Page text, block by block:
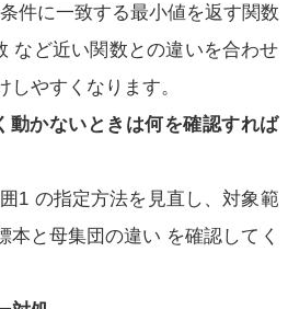
件に一致する最小値を返す関数
など近い関数との違いを合わせ
やすくなります。
動かないときは何を確認すれば
1 の指定方法を見直し、対象範
本と母集団の違い を確認してく